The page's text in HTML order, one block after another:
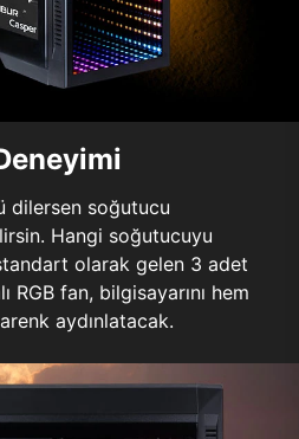
dilersen soğutucu
Hangi soğutucuyu
olarak gelen 3 adet
RGB fan, bilgisayarını hem
aydınlatacak.